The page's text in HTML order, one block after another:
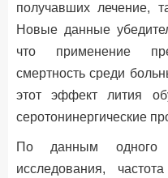
получавших лечение,
Новые данные
что применение
смертность среди
этот эффект лития
серотонинергические
По данным одного
исследования,